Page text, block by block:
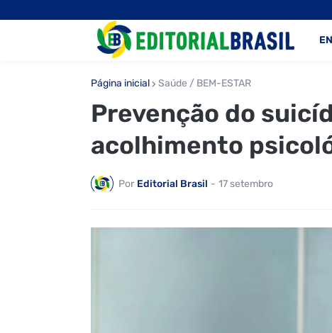
Página inicial Saúde / BEM-ESTAR
Prevenção do
acolhimento
Por Editorial Brasil - 17 setembro